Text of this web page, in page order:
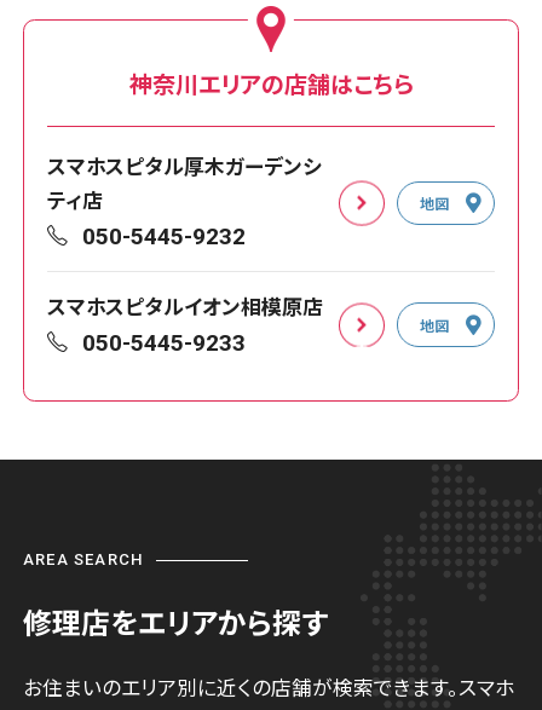
神奈川エリアの店舗はこちら
スマホスピタル厚木ガーデンシ
ティ店
050-5445-9232
地図
スマホスピタルイオン相模原店
050-5445-9233
地図
AREA SEARCH
修理店をエリアから探す
お住まいのエリア別に近くの店舗が検索できます。スマホ